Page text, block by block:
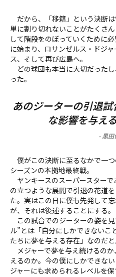
だから、「移籍」という決断
単に割り切れないことがたくさ
して階段をのぼっていくために
に始まり、ロサンゼルス・ドジ
ス、そして再び広島へ。
どの球団も本当に大切だった
った。
あのジーターの引退
な影響を与え
-黒田
僕がこの決断に至るなかで一
シーズンの本拠地最終戦。
ヤンキースのスーパースター
の立つような展開で引退の花道
た。実はこの日に僕も先発して
が、それは後述することにする。
この試合でのジーターの姿を
ル”とは「自分にしかできないこ
たちに夢を与える存在」なのだと
メジャーで夢を与え続けるの
えるのか。今の僕にしかできな
ジャーにも求められるレベルを